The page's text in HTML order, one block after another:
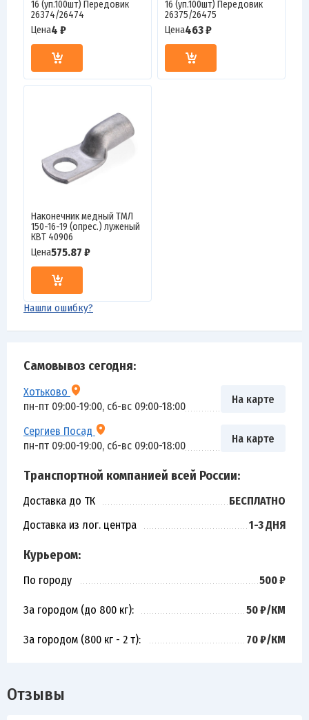
Самовывоз сегодня:
Хотьково
пн-пт 09:00-19:00, сб-вс 09:00-18:00
На карте
Сергиев Посад
пн-пт 09:00-19:00, сб-вс 09:00-18:00
На карте
Транспортной компанией всей России:
Доставка до ТК
БЕСПЛАТНО
Доставка из лог. центра
1-3 ДНЯ
Курьером:
По городу 500 ₽
За городом (до 800 кг): 50 ₽/КМ
За городом (800 кг - 2 т): 70 ₽/КМ
16 (уп.100шт) Передовик
26374/26474
Цена4 ₽
16 (уп.100шт) Передовик
26375/26475
Цена463 ₽
Наконечник медный ТМЛ
150-16-19 (опрес.) луженый
КВТ 40906
Цена575.87 ₽
Нашли ошибку?
Отзывы